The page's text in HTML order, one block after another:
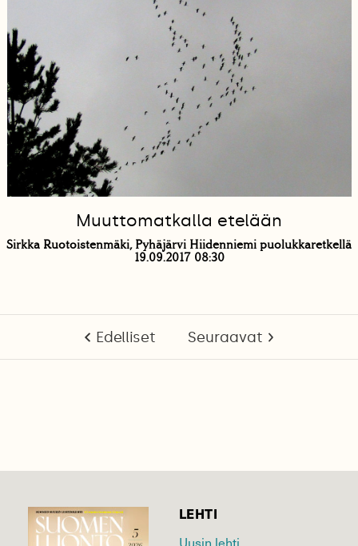
Muuttomatkalla etelään
Sirkka Ruotoistenmäki, Pyhäjärvi Hiidenniemi puolukkaretkellä
19.09.2017 08:30
Edelliset Seuraavat
LEHTI